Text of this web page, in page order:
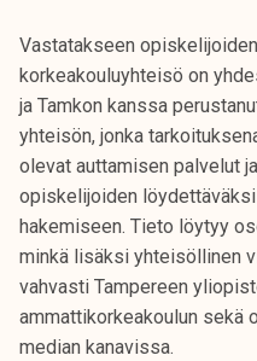
n
o
p
i
s
k
e
l
i
j
a
Vastatakseen
korkeakouluyhteisö on
ja Tamkon kanssa
yhteisön, jonka
olevat auttamisen palvelut
opiskelijoiden
hakemiseen. Tieto löytyy
minkä lisäksi yhteisöllinen
vahvasti Tampereen
ammattikorkeakoulun sekä
median kanavissa.